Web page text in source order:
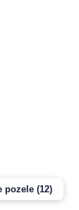
pozele (12)